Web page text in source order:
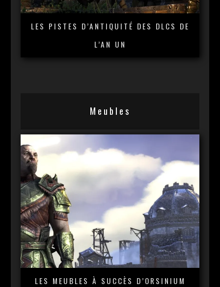
LES PISTES D’ANTIQUITÉ DES DLCS DE
L’AN UN
Meubles
LES MEUBLES À SUCCÈS D’ORSINIUM